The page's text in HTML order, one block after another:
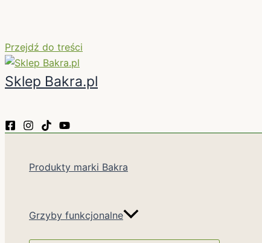
Przejdź do treści
Sklep Bakra.pl
Produkty marki Bakra
Grzyby funkcjonalne